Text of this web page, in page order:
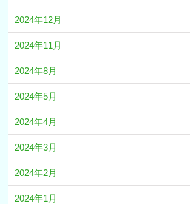
2024年12月
2024年11月
2024年8月
2024年5月
2024年4月
2024年3月
2024年2月
2024年1月